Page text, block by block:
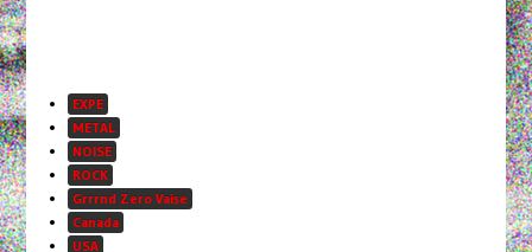
EXPE
METAL
NOISE
ROCK
Grrrnd Zero Vaise
Canada
USA